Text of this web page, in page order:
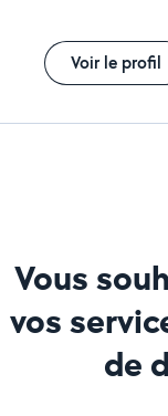
Voir le profil
Vous
vos
de